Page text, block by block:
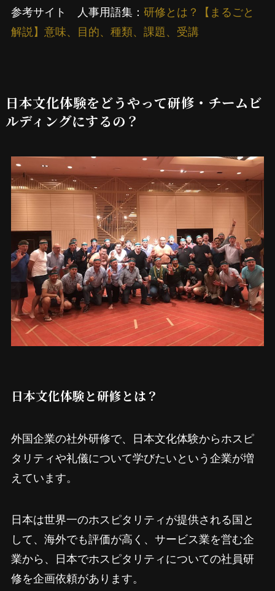
参考サイト 人事用語集： 研修とは？【まるごと
解説】意味、目的、種類、課題、受講
日本文化体験をどうやって研修・チームビ
ルディングにするの？
日本文化体験と研修とは？
外国企業の社外研修で、日本文化体験からホスピ
タリティや礼儀について学びたいという企業が増
えています。
日本は世界一のホスピタリティが提供される国と
して、海外でも評価が高く、サービス業を営む企
業から、日本でホスピタリティについての社員研
修を企画依頼があります。